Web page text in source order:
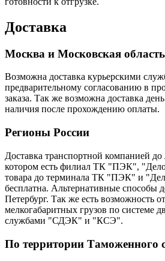
Доставка
Москва и Московская область
Возможна доставка курьерскими
предварительному согласованию в
заказа. Так же возможна доставка
наличия после прохождению оплаты.
Регионы России
Доставка транспортной компанией
котором есть филиал ТК "ПЭК",
товара до терминала ТК "ПЭК" и
бесплатна. Альтернативные способы
Петербург. Так же есть возможность
мелкогабаритных грузов по системе
службами "СДЭК" и "КСЭ".
По территории Таможенного